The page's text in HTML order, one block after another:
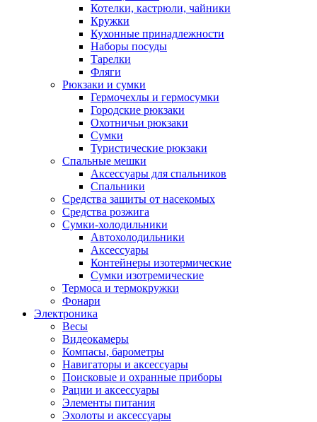
Котелки, кастрюли, чайники
Кружки
Кухонные принадлежности
Наборы посуды
Тарелки
Фляги
Рюкзаки и сумки
Гермочехлы и гермосумки
Городские рюкзаки
Охотничьи рюкзаки
Сумки
Туристические рюкзаки
Спальные мешки
Аксессуары для спальников
Спальники
Средства защиты от насекомых
Средства розжига
Сумки-холодильники
Автохолодильники
Аксессуары
Контейнеры изотермические
Сумки изотремические
Термоса и термокружки
Фонари
Электроника
Весы
Видеокамеры
Компасы, барометры
Навигаторы и аксессуары
Поисковые и охранные приборы
Рации и аксессуары
Элементы питания
Эхолоты и аксессуары